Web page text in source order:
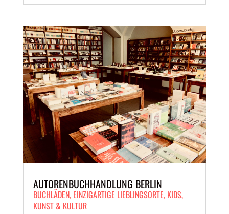
AUTORENBUCHHANDLUNG BERLIN
BUCHLÄDEN, EINZIGARTIGE LIEBLINGSORTE, KIDS,
KUNST & KULTUR